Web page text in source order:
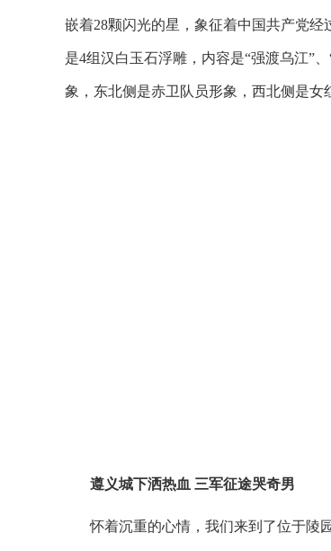
嵌着28颗闪光的星，象征着中国共产党经
是4组汉白玉石浮雕，内容是“强渡乌江”
象，东北侧是赤卫队员形象，西北侧是女
遵义城下洒热血 三军征途哭奇男
怀着沉重的心情，我们来到了位于陵